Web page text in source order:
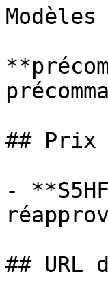
## Prix
-
## URL